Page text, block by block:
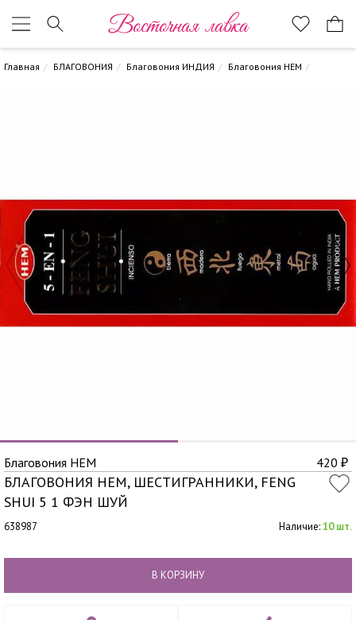
Восточная лавка
Главная БЛАГОВОНИЯ Благовония ИНДИЯ Благовония HEM
Благовония HEM 420 ₽
БЛАГОВОНИЯ HEM, ШЕСТИГРАННИКИ, FENG
SHUI 5 1 ФЭН ШУЙ
638987 Наличие:10 шт.
В КОРЗИНУ